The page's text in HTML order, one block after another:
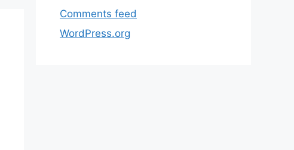
Comments feed
WordPress.org